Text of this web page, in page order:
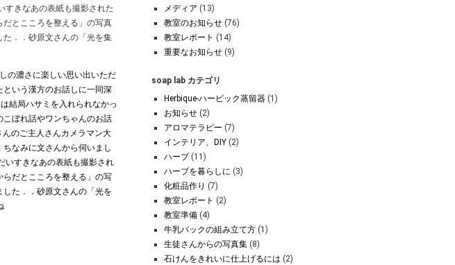
すきなあの表紙も撮影された
とこころを整える」の写真
．．砂原文さんの「光を集
メディア (13)
教室のお知らせ (76)
教室レポート (14)
重要なお知らせ (9)
soap lab カテゴリ
Herbique-ハービック蒸留器 (1)
お知らせ (2)
アロマテラピー (7)
インテリア、DIY (2)
ハーブ (11)
ハーブを暮らしに (3)
化粧品作り (7)
教室レポート (2)
教室準備 (4)
牛乳パックの組み立て方 (1)
生徒さんからの写真集 (8)
石けんをきれいに仕上げるには (2)